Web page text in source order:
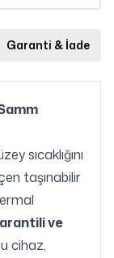
Garanti & İade
sıcaklığını
taşınabilir
ve
cihaz,